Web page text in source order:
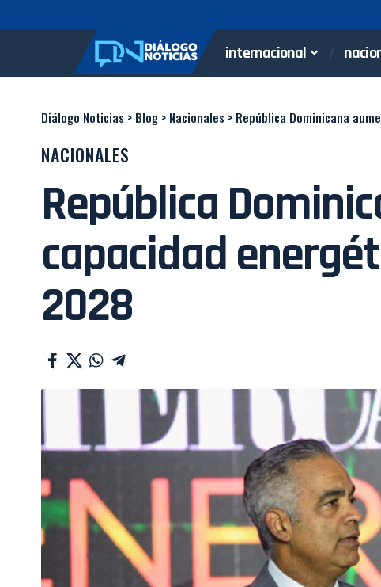
internacional
Diálogo Noticias > Blog > Nacionales > República Dominicana
NACIONALES
República
capacidad
2028